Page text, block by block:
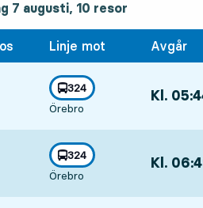
7 augusti, 10 resor
Linje mot Avgår
linje
324
mot
Örebro
, Kl.
linje
324
mot
Örebro
, Kl.